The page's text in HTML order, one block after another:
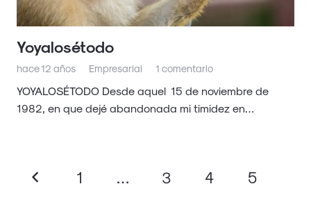
Yoyalosétodo
hace 12 años Empresarial 1comentario
YOYALOSÉTODO Desde aquel 15 de noviembre de
1982, en que dejé abandonada mi timidez en…
1 … 3 4 5